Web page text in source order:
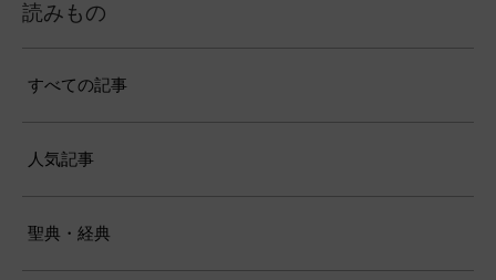
読みもの
すべての記事
人気記事
聖典・経典